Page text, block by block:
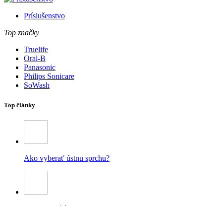
Príslušenstvo
Top značky
Truelife
Oral-B
Panasonic
Philips Sonicare
SoWash
Top články
Ako vyberať ústnu sprchu?